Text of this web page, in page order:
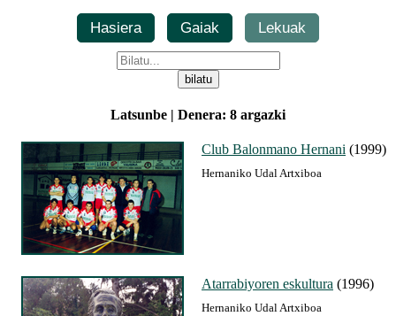
Hasiera Gaiak Lekuak
Latsunbe | Denera: 8 argazki
Club Balonmano Hernani (1999)
Hernaniko Udal Artxiboa
Atarrabiyoren eskultura (1996)
Hernaniko Udal Artxiboa